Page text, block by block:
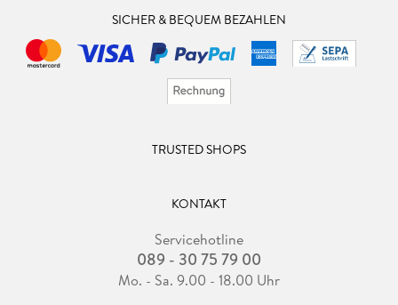
SICHER & BEQUEM BEZAHLEN
TRUSTED SHOPS
KONTAKT
Servicehotline
089 - 30 75 79 00
Mo. - Sa. 9.00 - 18.00 Uhr